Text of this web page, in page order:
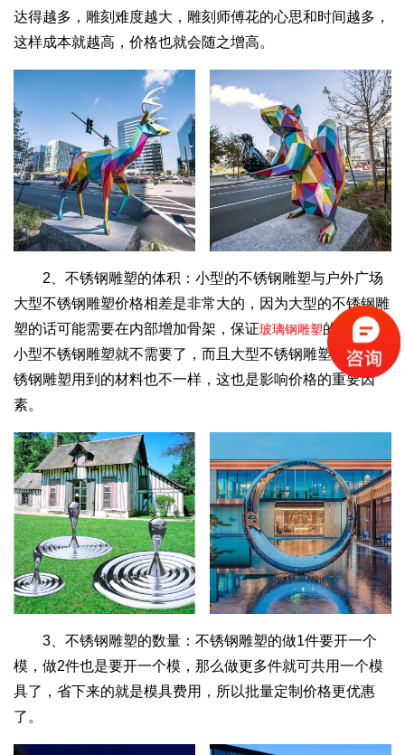
达得越多，雕刻难度越大，雕刻师傅花的心思和时间越多，
这样成本就越高，价格也就会随之增高。
2、不锈钢雕塑的体积：小型的不锈钢雕塑与户外广场
大型不锈钢雕塑价格相差是非常大的，因为大型的不锈钢雕
塑的话可能需要在内部增加骨架，保证玻璃钢雕塑的稳定，
小型不锈钢雕塑就不需要了，而且大型不锈钢雕塑和小型不
锈钢雕塑用到的材料也不一样，这也是影响价格的重要因
素。
3、不锈钢雕塑的数量：不锈钢雕塑的做1件要开一个
模，做2件也是要开一个模，那么做更多件就可共用一个模
具了，省下来的就是模具费用，所以批量定制价格更优惠
了。